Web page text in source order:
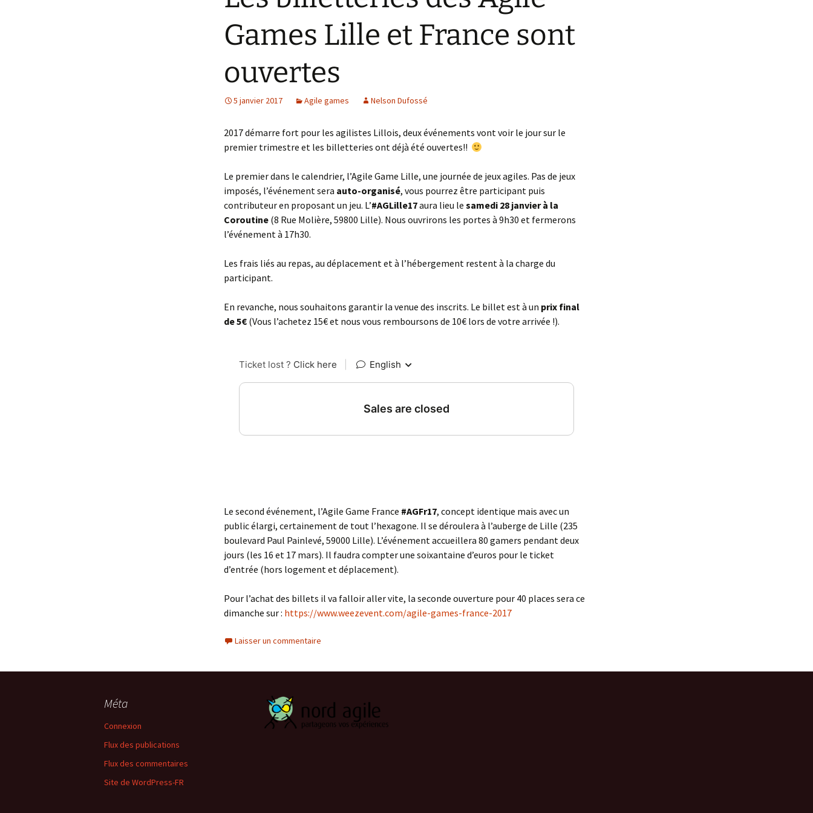
Agi’Lille 2026 – Accès
Games Lille et France sont
ouvertes
5 janvier 2017 Agile games Nelson Dufossé
2017 démarre fort pour les agilistes Lillois, deux événements vont voir le jour sur le
premier trimestre et les billetteries ont déjà été ouvertes!!
Le premier dans le calendrier, l’Agile Game Lille, une journée de jeux agiles. Pas de jeux
imposés, l’événement sera auto-organisé, vous pourrez être participant puis
contributeur en proposant un jeu. L’#AGLille17aura lieu le samedi 28 janvier à la
Coroutine (8 Rue Molière, 59800 Lille). Nous ouvrirons les portes à 9h30 et fermerons
l’événement à 17h30.
Les frais liés au repas, au déplacement et à l’hébergement restent à la charge du
participant.
En revanche, nous souhaitons garantir la venue des inscrits. Le billet est à un prix final
de 5€ (Vous l’achetez 15€ et nous vous remboursons de 10€ lors de votre arrivée !).
Le second événement, l’Agile Game France #AGFr17, concept identique mais avec un
public élargi, certainement de tout l’hexagone. Il se déroulera à l’auberge de Lille (235
boulevard Paul Painlevé, 59000 Lille). L’événement accueillera 80 gamers pendant deux
jours (les 16 et 17 mars). Il faudra compter une soixantaine d’euros pour le ticket
d’entrée (hors logement et déplacement).
Pour l’achat des billets il va falloir aller vite, la seconde ouverture pour 40 places sera ce
dimanche sur : https://www.weezevent.com/agile-games-france-2017
Laisser un commentaire
Méta
Connexion
Flux des publications
Flux des commentaires
Site de WordPress-FR